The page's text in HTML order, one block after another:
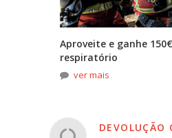
Aproveite e ganhe
respiratório
ver mais
DEVOLUÇÃO